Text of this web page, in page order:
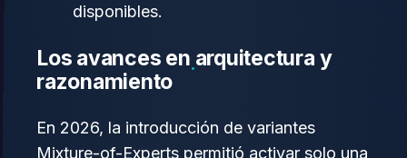
disponibles.
Los avances en arquitectura y
razonamiento
En 2026, la introducción de variantes
Mixture-of-Experts permitió activar solo una